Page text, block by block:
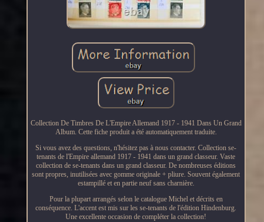
Collection De Timbres De L'Empire Allemand 1917 - 1941 Dans Un Grand
Album. Cette fiche produit a été automatiquement traduite.
Si vous avez des questions, n'hésitez pas à nous contacter. Collection se-
tenants de l'Empire allemand 1917 - 1941 dans un grand classeur. Vaste
collection de se-tenants dans un grand classeur. De nombreuses éditions
sont propres, inutilisées avec gomme originale + pliure. Souvent également
estampillé et en partie neuf sans charnière.
Pour la plupart arrangés selon le catalogue Michel et décrits en
conséquence. L'accent est mis sur les se-tenants de l'édition Hindenburg.
Une excellente occasion de compléter la collection!